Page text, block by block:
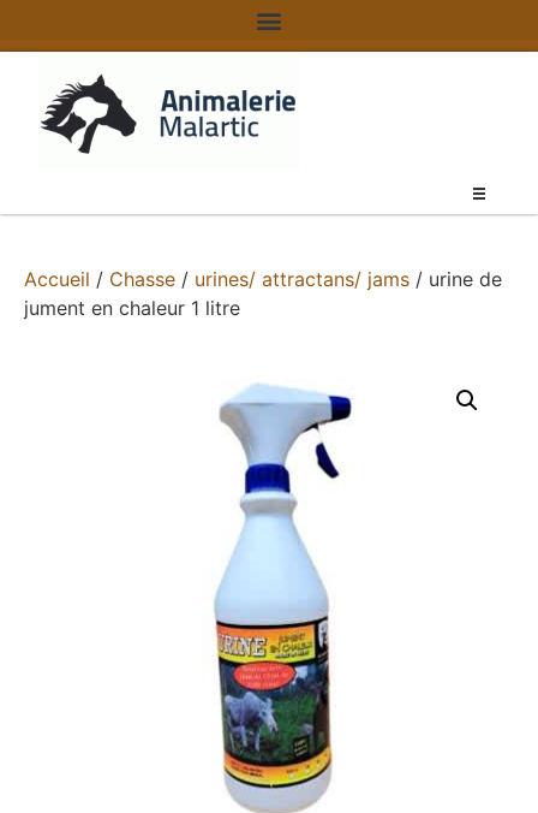
Accueil / Chasse / urines/ attractans/ jams / urine de
jument en chaleur 1 litre